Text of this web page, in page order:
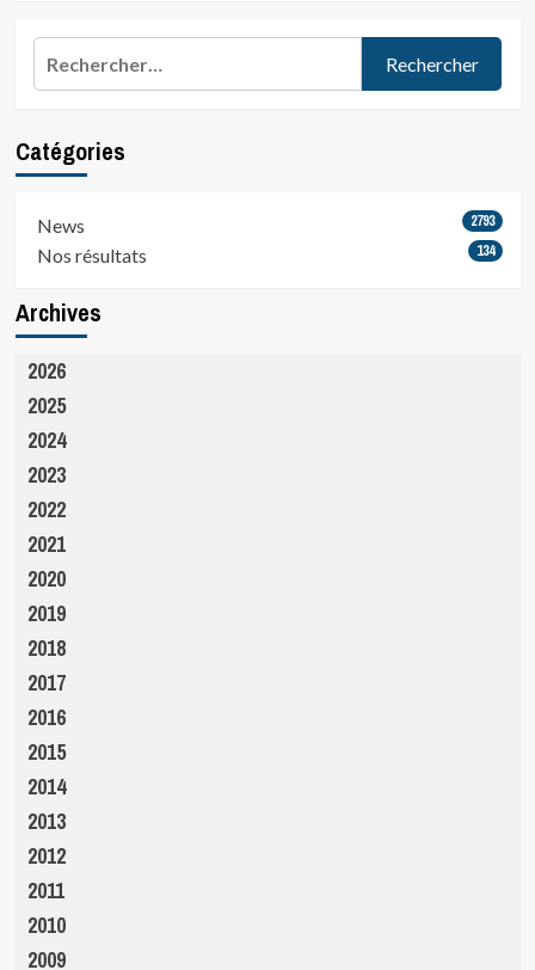
Catégories
News 2793
Nos résultats 134
Archives
2026
2025
2024
2023
2022
2021
2020
2019
2018
2017
2016
2015
2014
2013
2012
2011
2010
2009